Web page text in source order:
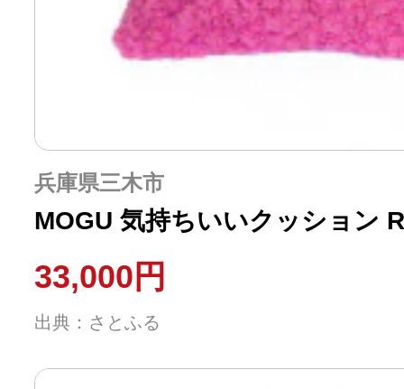
兵庫県三木市
MOGU 気持ちいいクッション
33,000円
出典：さとふる